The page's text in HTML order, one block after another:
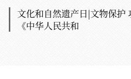
文化和自然遗产日|文物保护
《中华人民共和